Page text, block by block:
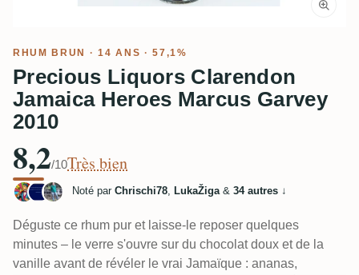
RHUM BRUN · 14 ANS · 57,1%
Precious Liquors Clarendon
Jamaica Heroes Marcus Garvey
2010
8,2/10Très bien
Noté par Chrischi78, LukaŽiga& 34 autres ↓
Déguste ce rhum pur et laisse-le reposer quelques
minutes – le verre s'ouvre sur du chocolat doux et de la
vanille avant de révéler le vrai Jamaïque : ananas,